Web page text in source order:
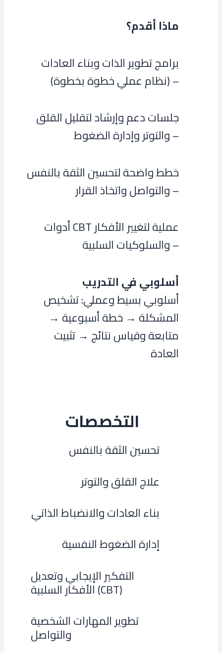
ماذا أقدم؟
برامج تطوير الذات وبناء العادات
(نظام عملي خطوة بخطوة) –
جلسات دعم وإرشاد لتقليل القلق
والتوتر وإدارة الضغوط –
خطط واضحة لتحسين الثقة بالنفس
والتواصل واتخاذ القرار –
أدوات CBT عملية لتغيير الأفكار
والسلوكيات السلبية –
أسلوبي في التدريب
أسلوبي بسيط وعملي: تشخيص
المشكلة → خطة أسبوعية →
متابعة وقياس نتائج → تثبيت
العادة
التخصصات
تحسين الثقة بالنفس
علاج القلق والتوتر
بناء العادات والانضباط الذاتي
إدارة الضغوط النفسية
التفكير الإيجابي وتعديل
الأفكار السلبية (CBT)
تطوير المهارات الشخصية
والتواصل